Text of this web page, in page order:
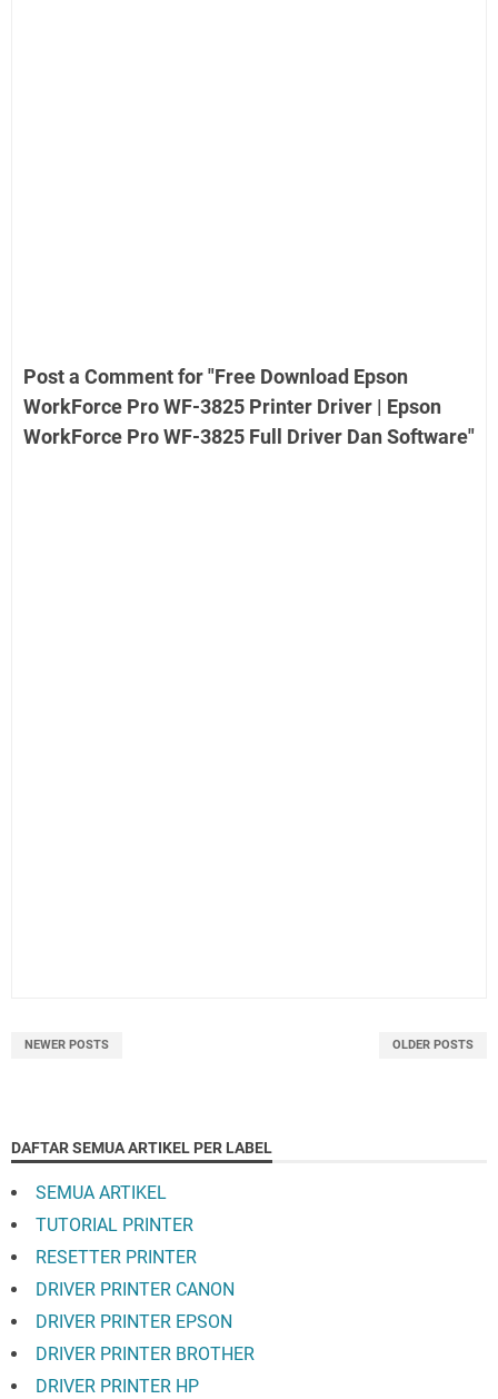
Post a Comment for "Free Download Epson
WorkForce Pro WF-3825 Printer Driver | Epson
WorkForce Pro WF-3825 Full Driver Dan Software"
NEWER POSTS OLDER POSTS
DAFTAR SEMUA ARTIKEL PER LABEL
SEMUA ARTIKEL
TUTORIAL PRINTER
RESETTER PRINTER
DRIVER PRINTER CANON
DRIVER PRINTER EPSON
DRIVER PRINTER BROTHER
DRIVER PRINTER HP